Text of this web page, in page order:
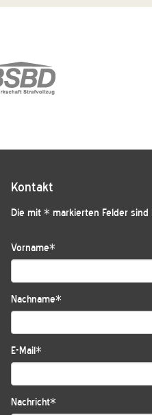
Kontakt
Die mit * markierten Felder sind
Vorname*
Nachname*
E-Mail*
Nachricht*